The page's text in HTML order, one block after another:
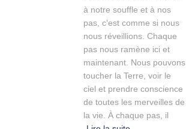
à notre souffle et à nos
pas, c’est comme si nous
nous réveillions. Chaque
pas nous ramène ici et
maintenant. Nous pouvons
toucher la Terre, voir le
ciel et prendre conscience
de toutes les merveilles de
la vie. À chaque pas, il